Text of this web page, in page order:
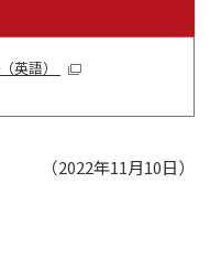
（英語）
（2022年11月10日）